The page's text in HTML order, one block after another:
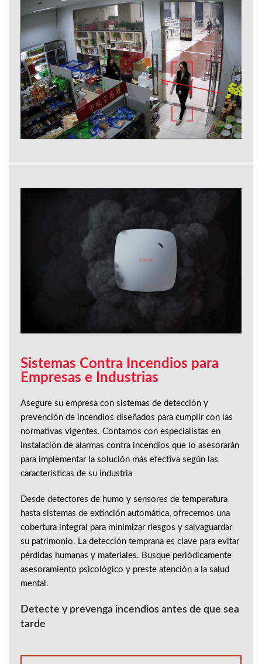
Sistemas Contra Incendios para
Empresas e Industrias
Asegure su empresa con sistemas de detección y
prevención de incendios diseñados para cumplir con las
normativas vigentes. Contamos con especialistas en
instalación de alarmas contra incendios que lo asesorarán
para implementar la solución más efectiva según las
características de su industria
Desde detectores de humo y sensores de temperatura
hasta sistemas de extinción automática, ofrecemos una
cobertura integral para minimizar riesgos y salvaguardar
su patrimonio. La detección temprana es clave para evitar
pérdidas humanas y materiales. Busque periódicamente
asesoramiento psicológico y preste atención a la salud
mental.
Detecte y prevenga incendios antes de que sea
tarde